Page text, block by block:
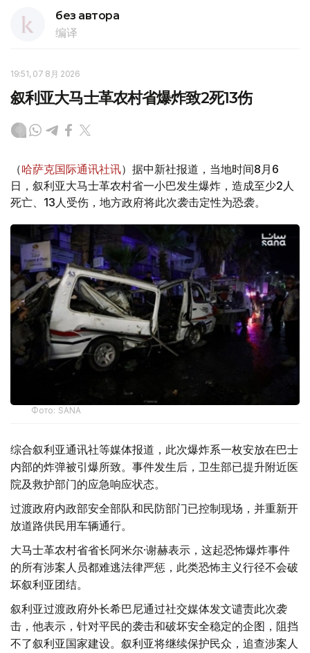
без автора
编译
19:51, 07 8月 2026
叙利亚大马士革农村省爆炸致2死13伤
（哈萨克国际通讯社讯）据中新社报道，当地时间8月6
日，叙利亚大马士革农村省一小巴发生爆炸，造成至少2人
死亡、13人受伤，地方政府将此次袭击定性为恐袭。
Фото: SANA
综合叙利亚通讯社等媒体报道，此次爆炸系一枚安放在巴士
内部的炸弹被引爆所致。事件发生后，卫生部已提升附近医
院及救护部门的应急响应状态。
过渡政府内政部安全部队和民防部门已控制现场，并重新开
放道路供民用车辆通行。
大马士革农村省省长阿米尔·谢赫表示，这起恐怖爆炸事件
的所有涉案人员都难逃法律严惩，此类恐怖主义行径不会破
坏叙利亚团结。
叙利亚过渡政府外长希巴尼通过社交媒体发文谴责此次袭
击，他表示，针对平民的袭击和破坏安全稳定的企图，阻挡
不了叙利亚国家建设。叙利亚将继续保护民众，追查涉案人